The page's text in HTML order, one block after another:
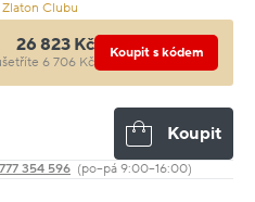
Clubu
26 823 Kč
6 706 Kč
Koupit s kódem
Koupit
354 596 (po–pá 9:00–16:00)